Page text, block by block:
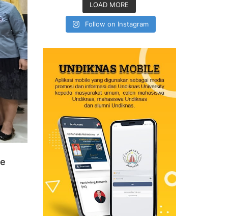
LOAD MORE
Follow on Instagram